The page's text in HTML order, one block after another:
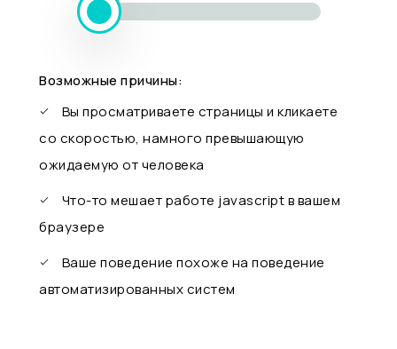
Возможные причины:
Вы просматриваете страницы и кликаете
со скоростью, намного превышающую
ожидаемую от человека
Что-то мешает работе javascript в вашем
браузере
Ваше поведение похоже на поведение
автоматизированных систем